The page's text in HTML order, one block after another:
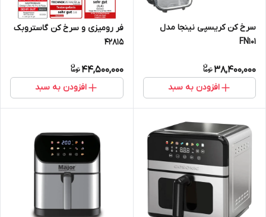
سرخ کن کریسپی نینجا مدل
FN101
38,400,000
افزودن به سبد
فر رومیزی و سرخ کن گاستروبک
42815
44,500,000
افزودن به سبد